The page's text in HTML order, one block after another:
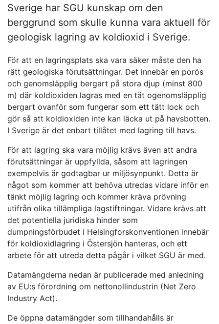
Sverige har SGU kunskap om den
berggrund som skulle kunna vara aktuell för
geologisk lagring av koldioxid i Sverige.
För att en lagringsplats ska vara säker måste den ha
rätt geologiska förutsättningar. Det innebär en porös
och genomsläpplig bergart på stora djup (minst 800
m) där koldioxiden lagras med en tät ogenomsläpplig
bergart ovanför som fungerar som ett tätt lock och
gör så att koldioxiden inte kan läcka ut på havsbotten.
I Sverige är det enbart tillåtet med lagring till havs.
För att lagring ska vara möjlig krävs även att andra
förutsättningar är uppfyllda, såsom att lagringen
exempelvis är godtagbar ur miljösynpunkt. Detta är
något som kommer att behöva utredas vidare inför en
tänkt möjlig lagring och kommer kräva prövning
utifrån olika tillämpliga lagstiftningar. Vidare krävs att
det potentiella juridiska hinder som
dumpningsförbudet i Helsingforskonventionen innebär
för koldioxidlagring i Östersjön hanteras, och ett
arbete för att utreda detta pågår i vilket SGU är med.
Datamängderna nedan är publicerade med anledning
av EU:s förordning om nettonollindustrin (Net Zero
Industry Act).
De öppna datamängder som tillhandahålls är